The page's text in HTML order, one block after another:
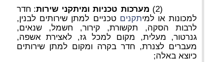
(2)
מערכות טכניות ומיתקני שירות: חדר
למכונות או למיתקנים טכניים למתן שירותים לבנין,
לרבות הסקה, תקשורת, קירור, חשמל, שנאים,
גנרטור, מעלית, מקום למכל גז, לאצירת אשפה,
מעברים לצנרת, חדר בקרה ומקום למתן שירותים
כיוצא באלה;